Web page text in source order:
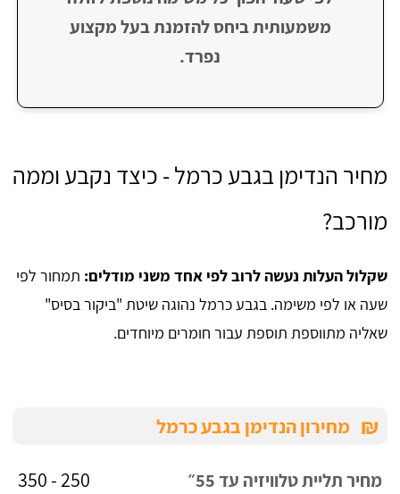
משמעותית ביחס להזמנת בעל מקצוע
נפרד.
מחיר הנדימן בגבע כרמל - כיצד נקבע וממה
מורכב?
שקלול העלות נעשה לרוב לפי אחד משני מודלים: תמחור לפי
שעה או לפי משימה. בגבע כרמל נהוגה שיטת "ביקור בסיס"
שאליה מתווספת תוספת עבור חומרים מיוחדים.
₪ מחירון הנדימן בגבע כרמל
מחיר תליית טלוויזיה עד 55״
250 - 350